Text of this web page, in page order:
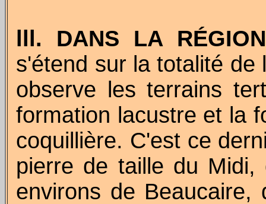
. DANS LA
s'étend sur la totalité
observe les terrains
formation lacustre et la
coquillière. C'est ce
pierre de taille du Midi,
environs de Beaucaire,